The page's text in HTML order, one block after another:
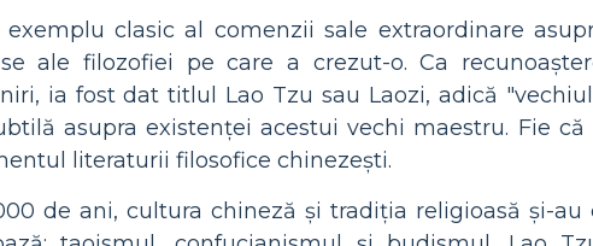
clasic al comenzii sale extraordinare
ale filozofiei pe care a crezut-o. Ca
ia fost dat titlul Lao Tzu sau Laozi, adică
asupra existenței acestui vechi maestru. Fie că
literaturii filosofice chinezești.
de ani, cultura chineză și tradiția religioasă și-au